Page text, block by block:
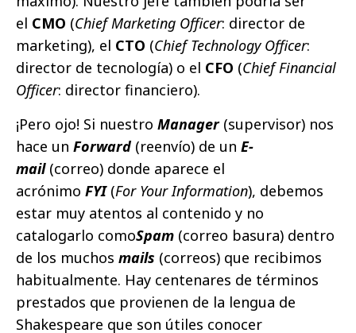
el CMO (Chief Marketing Officer: director de
marketing), el CTO (Chief Technology Officer:
director de tecnología) o el CFO (Chief Financial
Officer: director financiero).
¡Pero ojo! Si nuestro Manager(supervisor) nos
hace un Forward(reenvío) de un E-
mail(correo) donde aparece el
acrónimo FYI(For Your Information), debemos
estar muy atentos al contenido y no
catalogarlo comoSpam (correo basura) dentro
de los muchos mails (correos) que recibimos
habitualmente. Hay centenares de términos
prestados que provienen de la lengua de
Shakespeare que son útiles conocer